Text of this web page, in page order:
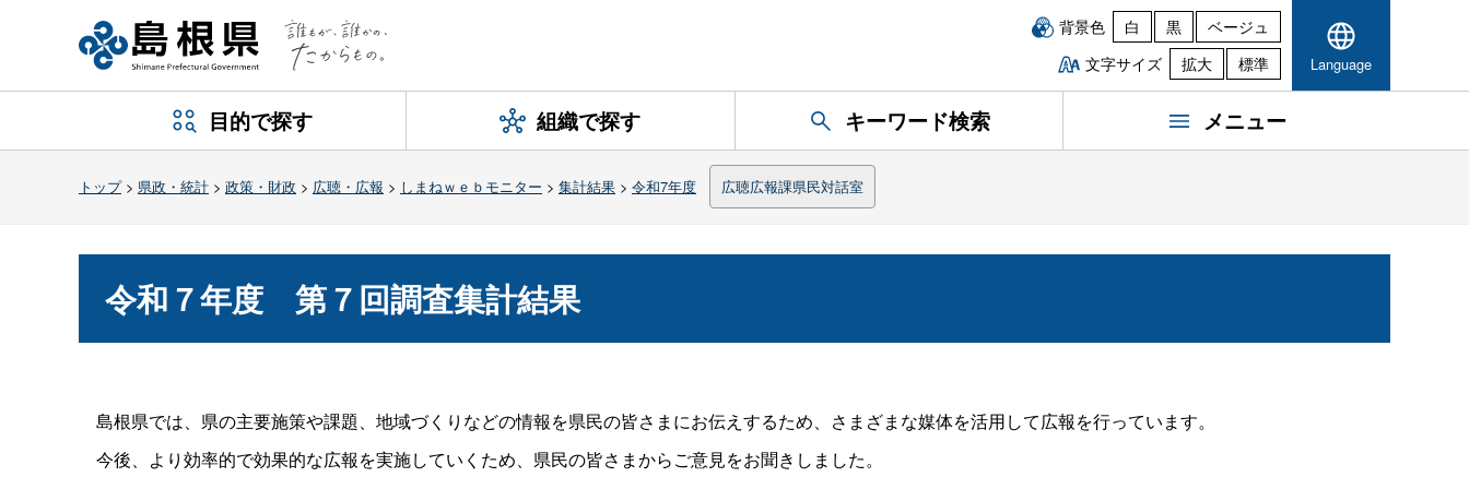
背景色 白 黒
ベージュ
文字サイズ
拡大 標準 Language
目的で探す 組織で探す キーワード検索 メニュー
トップ> 県政・統計 > 政策・財政 > 広聴・広報 > しまねｗｅｂモニター > 集計結果 > 令和7年度 広聴広報課県民対話室
令和７年度 第７回調査集計結果
島根県では、県の主要施策や課題、地域づくりなどの情報を県民の皆さまにお伝えするため、さまざまな媒体を活用して広報を行っています。
今後、より効率的で効果的な広報を実施していくため、県民の皆さまからご意見をお聞きしました。